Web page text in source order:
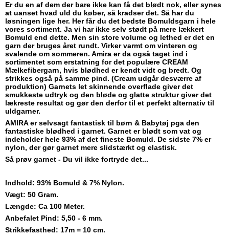
Er du en af dem der bare ikke kan få det blødt nok, eller synes
at uanset hvad uld du køber, så kradser det. Så har du
løsningen lige her. Her får du det bedste Bomuldsgarn i hele
vores sortiment. Ja vi har ikke selv stødt på mere lækkert
Bomuld end dette. Men sin store volume og lethed er det en
garn der bruges året rundt. Virker varmt om vinteren og
svalende om sommeren. Amira er da også taget ind i
sortimentet som erstatning for det populære CREAM
Mælkefibergarn, hvis blødhed er kendt vidt og bredt. Og
strikkes også på samme pind. (Cream udgår desværre af
produktion) Garnets let skinnende overflade giver det
smukkeste udtryk og den bløde og glatte struktur giver det
lækreste resultat og gør den derfor til et perfekt alternativ til
uldgarner.
AMIRA er selvsagt fantastisk til børn & Babytøj pga den
fantastiske blødhed i garnet. Garnet er blødt som vat og
indeholder hele 93% af det fineste Bomuld. De sidste 7% er
nylon, der gør garnet mere slidstærkt og elastisk.
Så prøv garnet - Du vil ikke fortryde det...
Indhold: 93% Bomuld & 7% Nylon.
Vægt: 50 Gram.
Længde: Ca 100 Meter.
Anbefalet Pind: 5,50 - 6 mm.
Strikkefasthed: 17m = 10 cm.